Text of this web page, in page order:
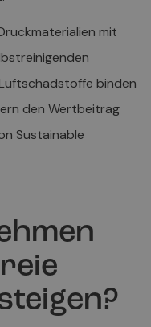
mit
binden
den Wertbeitrag
Sustainable